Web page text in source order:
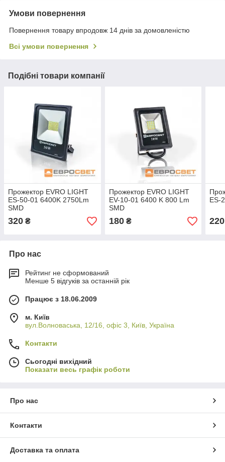
Умови повернення
Повернення товару впродовж 14 днів за домовленістю
Всі умови повернення
Подібні товари компанії
Прожектор EVRO LIGHT
ES-50-01 6400K 2750Lm
SMD
320 ₴
Прожектор EVRO LIGHT
EV-10-01 6400 K 800 Lm
SMD
180₴
ES-
220
Про нас
Рейтинг не сформований
Менше 5 відгуків за останній рік
Працює з 18.06.2009
м. Київ
вул.Волноваська, 12/16, офіс 3, Київ, Україна
Контакти
Сьогодні вихідний
Показати весь графік роботи
Про нас
Контакти
Доставка та оплата